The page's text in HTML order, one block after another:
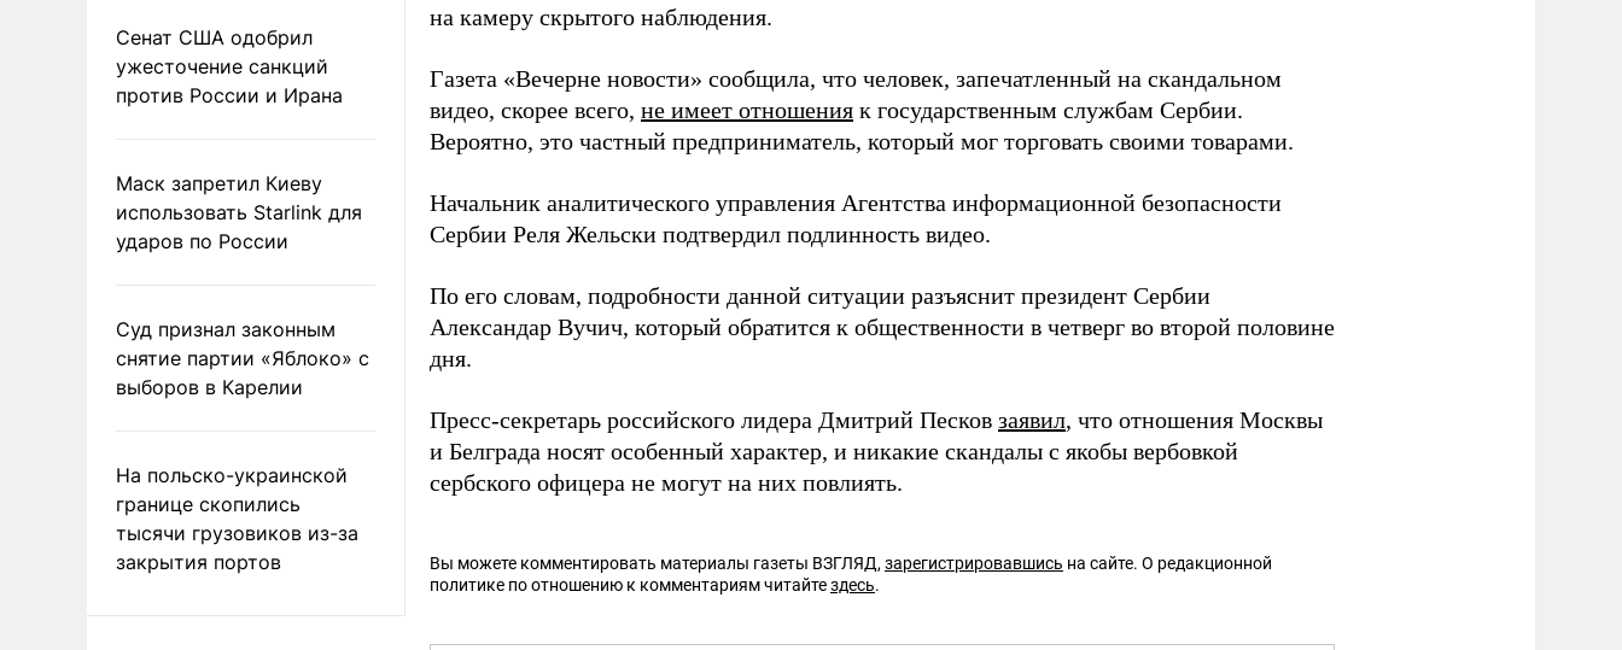
Сенат США одобрил
ужесточение санкций
против России и Ирана
Маск запретил Киеву
использовать Starlink для
ударов по России
Суд признал законным
снятие партии «Яблоко» с
выборов в Карелии
На польско-украинской
границе скопились
тысячи грузовиков из-за
закрытия портов
на камеру скрытого наблюдения.
Газета «Вечерне новости» сообщила, что человек, запечатленный на скандальном
видео, скорее всего, не имеет отношения к государственным службам Сербии.
Вероятно, это частный предприниматель, который мог торговать своими товарами.
Начальник аналитического управления Агентства информационной безопасности
Сербии Реля Жельски подтвердил подлинность видео.
По его словам, подробности данной ситуации разъяснит президент Сербии
Александар Вучич, который обратится к общественности в четверг во второй половине
дня.
Пресс-секретарь российского лидера Дмитрий Песков заявил, что отношения Москвы
и Белграда носят особенный характер, и никакие скандалы с якобы вербовкой
сербского офицера не могут на них повлиять.
Вы можете комментировать материалы газеты ВЗГЛЯД, зарегистрировавшись на сайте. О редакционной
политике по отношению к комментариям читайтездесь.